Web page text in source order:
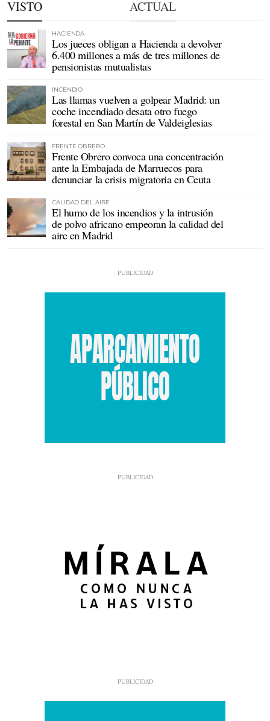
VISTO ACTUAL
HACIENDA
Los jueces obligan a Hacienda a devolver
6.400 millones a más de tres millones de
pensionistas mutualistas
INCENDIO
Las llamas vuelven a golpear Madrid: un
coche incendiado desata otro fuego
forestal en San Martín de Valdeiglesias
FRENTE OBRERO
Frente Obrero convoca una concentración
ante la Embajada de Marruecos para
denunciar la crisis migratoria en Ceuta
CALIDAD DEL AIRE
El humo de los incendios y la intrusión
de polvo africano empeoran la calidad del
aire en Madrid